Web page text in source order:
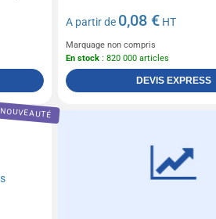
A partir de 0,08 € HT
Marquage non compris
En stock : 820 000 articles
DEVIS EXPRESS
NOUVEAUTÉ